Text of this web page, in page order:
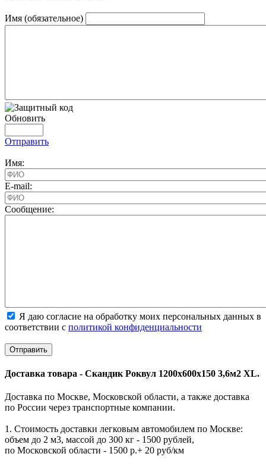
Имя (обязательное)
Обновить
Отправить
Имя:
E-mail:
Cообщение:
Я даю согласие на обработку моих персональных данных в
соответствии с политикой конфиденциальности
Доставка товара - Скандик Роквул 1200х600х150 3,6м2 XL.
Доставка по Москве, Московской области, а также доставка
по России через транспортные компании.
1. Стоимость доставки легковым автомобилем по Москве:
объем до 2 м3, массой до 300 кг - 1500 рублей,
по Московской области - 1500 р.+ 20 руб/км